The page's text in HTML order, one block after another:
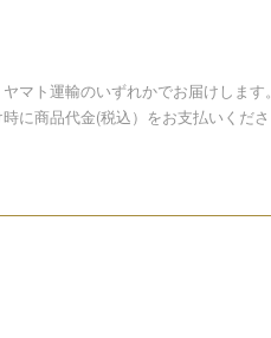
マト運輸のいずれかでお届けします。
に商品代金(税込）をお支払いくださ